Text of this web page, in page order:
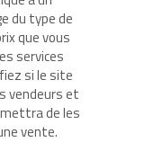
du type de
que vous
services
si le site
vendeurs et
de les
vente.